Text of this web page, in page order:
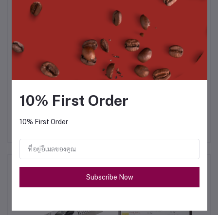
cause leakage
Install in-line shut-off for the rinser system from
the water supply, this must be turned off if not in
use for extended periods such as off days or
Install a shut-off for the water supply if the line is
not hard plumbed into the system.
*หมายเหตุ ราคานี้รวม Vat7% แล้ว
สินค้าที่ซื้อบ่อย
10% First Order
10% First Order
Subscribe Now